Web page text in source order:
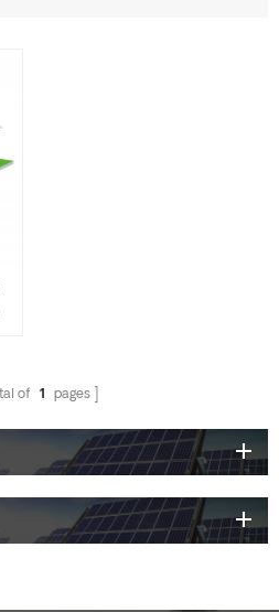
of 1 pages